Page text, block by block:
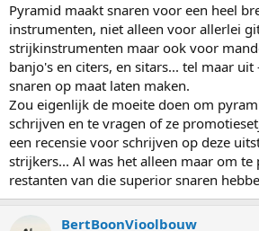
Pyramid maakt snaren voor een heel
instrumenten, niet alleen voor allerlei
strijkinstrumenten maar ook voor
banjo's en citers, en sitars... tel maar uit
snaren op maat laten maken.
Zou eigenlijk de moeite doen om
schrijven en te vragen of ze
een recensie voor schrijven op deze
strijkers... Al was het alleen maar om te
restanten van die superior snaren
BertBoonVioolbouw